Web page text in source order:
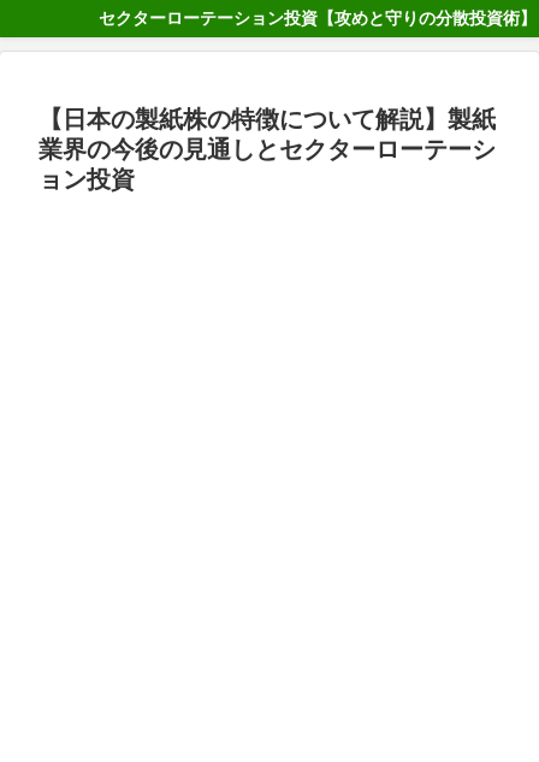
セクターローテーション投資【攻めと守りの分散投資術】
【日本の製紙株の特徴について解説】製紙
業界の今後の見通しとセクターローテーシ
ョン投資